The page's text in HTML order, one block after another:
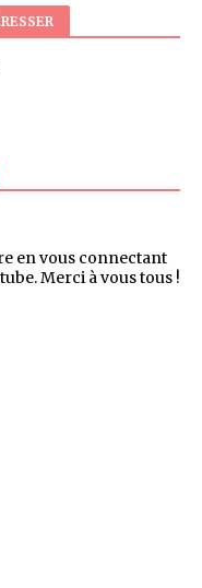
en vous connectant
Merci à vous tous !